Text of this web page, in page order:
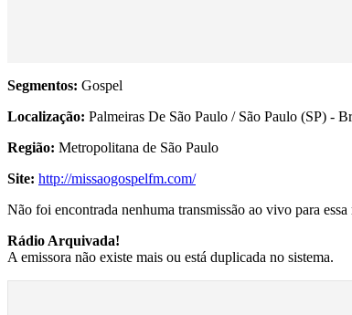
Segmentos: Gospel
Localização: Palmeiras De São Paulo / São Paulo (SP) -
Região: Metropolitana de São Paulo
Site: http://missaogospelfm.com/
Não foi encontrada nenhuma transmissão ao vivo para
Rádio Arquivada!
A emissora não existe mais ou está duplicada no sistema.